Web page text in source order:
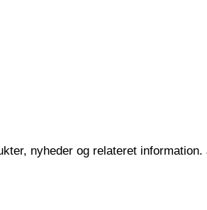
nyheder og relateret